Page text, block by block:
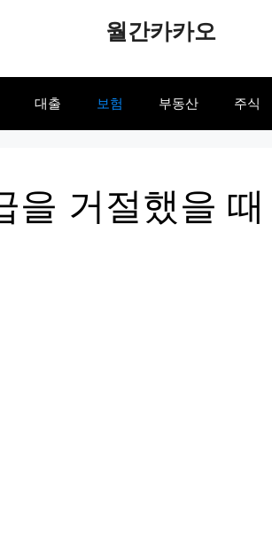
월간카카오
대출 보험 부동산 주식
을 거절했을